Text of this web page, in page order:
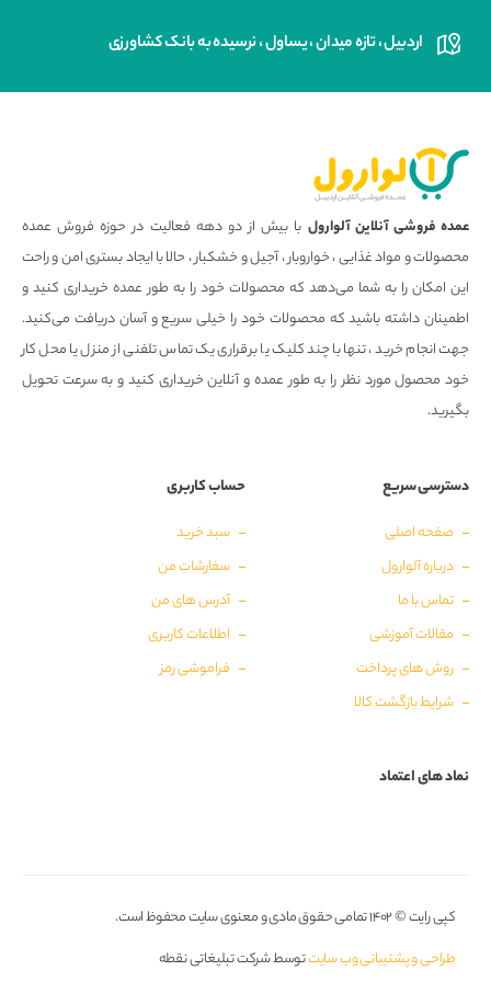
اردبیل ، تازه میدان ، یساول ، نرسیده به بانک کشاورزی
عمده فروشی آنلاین آلوارول با بیش از دو دهه فعالیت در حوزه فروش عمده
محصولات و مواد غذایی ، خواروبار ، آجیل و خشکبار ، حالا با ایجاد بستری امن و راحت
این امکان را به شما می‌دهد که محصولات خود را به طور عمده خریداری کنید و
اطمینان داشته باشید که محصولات خود را خیلی سریع و آسان دریافت می‌کنید.
جهت انجام خرید ، تنها با چند کلیک یا برقراری یک تماس تلفنی از منزل یا محل کار
خود محصول مورد نظر را به طور عمده و آنلاین خریداری کنید و به سرعت تحویل
بگیرید.
دسترسی سریع
صفحه اصلی
درباره آلوارول
تماس با ما
مقالات آموزشی
روش های پرداخت
شرایط بازگشت کالا
حساب کاربری
سبد خرید
سفارشات من
آدرس های من
اطلاعات کاربری
فراموشی رمز
نماد های اعتماد
کپی رایت © ۱۴۰۲ تمامی حقوق مادی و معنوی سایت محفوظ است.
طراحی و پشتیبانی وب سایتتوسط شرکت تبلیغاتی نقطه